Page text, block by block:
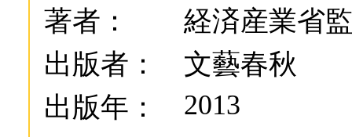
著者：
経済産業省
出版者：
文藝春秋
出版年：
2013